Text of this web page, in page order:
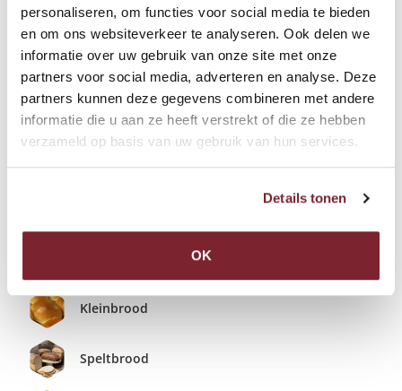
personaliseren, om functies voor social media te bieden
en om ons websiteverkeer te analyseren. Ook delen we
informatie over uw gebruik van onze site met onze
partners voor social media, adverteren en analyse. Deze
partners kunnen deze gegevens combineren met andere
informatie die u aan ze heeft verstrekt of die ze hebben
verzameld op basis van uw gebruik van hun services.
Details tonen
OK
Kleinbrood
Speltbrood